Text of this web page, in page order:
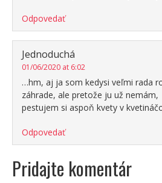
Odpovedať
Jednoduchá
01/06/2020 at 6:02
…hm, aj ja som kedysi veľmi rada
záhrade, ale pretože ju už nemám,
pestujem si aspoň kvety v
Odpovedať
Pridajte komentár